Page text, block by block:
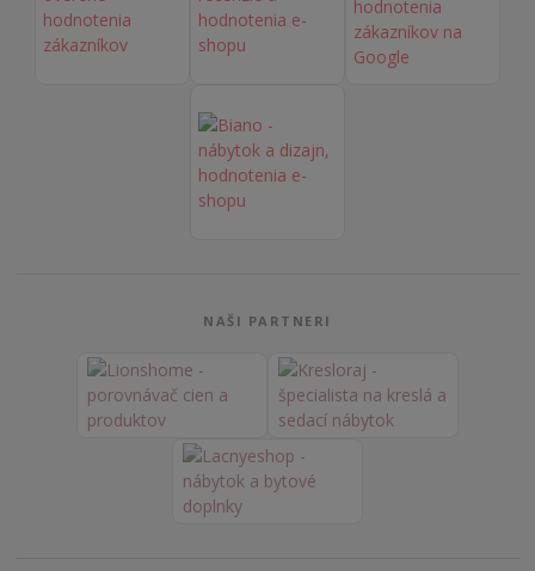
NAŠI PARTNERI